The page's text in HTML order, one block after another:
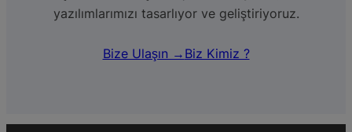
yazılımlarımızı tasarlıyor ve geliştiriyoruz.
Bize Ulaşın → Biz Kimiz ?